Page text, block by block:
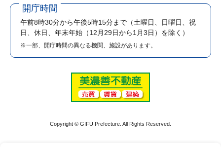
開庁時間
午前8時30分から午後5時15分まで （土曜日、日曜日、祝
日、休日、年末年始（12月29日から1月3日）を除く）
※一部、開庁時間の異なる機関、施設があります。
Copyright © GIFU Prefecture. All Rights Reserved.